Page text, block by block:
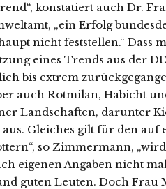
konstatiert auch Dr.
„ein Erfolg
nicht feststellen.“ Dass
eines Trends aus der
bis extrem
auch Rotmilan, Habicht
Landschaften, darunter
Gleiches gilt für den auf
so Zimmermann,
eigenen Angaben nicht
guten Leuten. Doch